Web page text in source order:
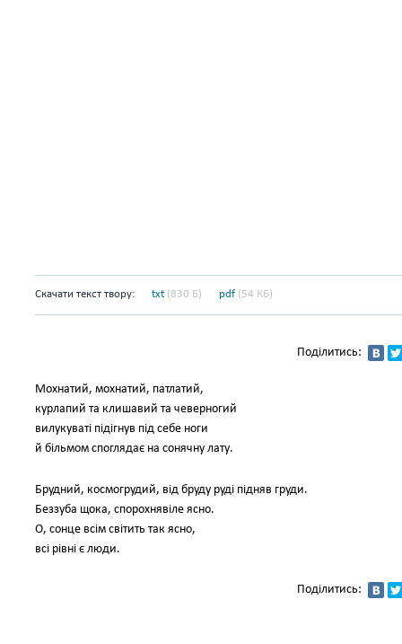
Скачати текст твору: txt (830 Б) pdf (54 КБ)
Поділитись:
Мохнатий, мохнатий, патлатий,
курлапий та клишавий та чеверногий
вилукуваті підігнув під себе ноги
й більмом споглядає на сонячну лату.
Брудний, космогрудий, від бруду руді підняв груди.
Беззуба щока, спорохнявіле ясно.
О, сонце всім світить так ясно,
всі рівні є люди.
Поділитись: